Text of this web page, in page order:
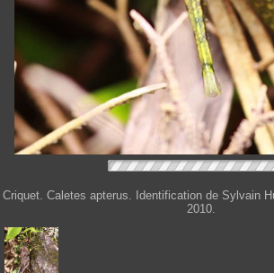
Criquet. Caletes apterus. Identification de Sylvain
2010.